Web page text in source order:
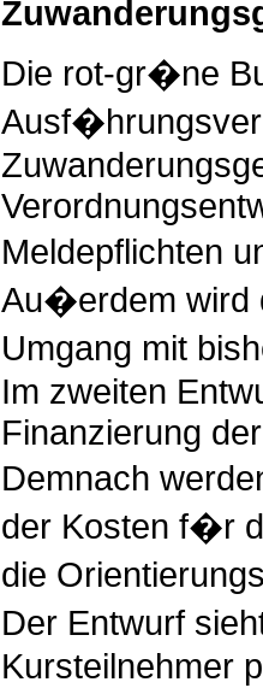
Die rot-gr�ne
Meldepflichten
Au�erdem wird
Umgang mit
Im zweiten
Finanzierung
Demnach
der Kosten f�r
die
Der Entwurf
Kursteilnehmer